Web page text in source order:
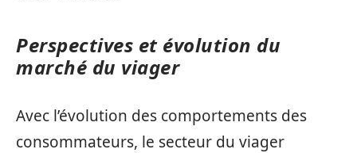
Perspectives et évolution du
marché du viager
Avec l’évolution des comportements des
consommateurs, le secteur du viager